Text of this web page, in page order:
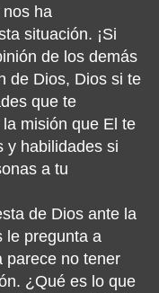
ha
situación. ¡Si
de los demás
de Dios, Dios si te
que te
misión que El te
y habilidades si
a tu
de Dios ante la
le pregunta a
parece no tener
¿Qué es lo que